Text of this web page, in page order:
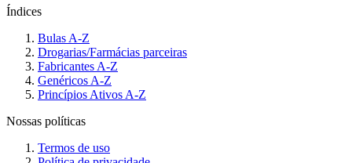
Índices
Bulas A-Z
Drogarias/Farmácias parceiras
Fabricantes A-Z
Genéricos A-Z
Princípios Ativos A-Z
Nossas políticas
Termos de uso